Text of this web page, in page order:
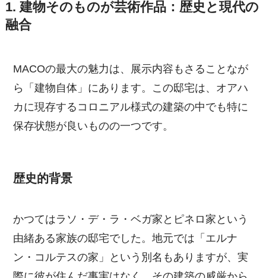
1. 建物そのものが芸術作品：歴史と現代の
融合
MACOの最大の魅力は、展示内容もさることなが
ら「建物自体」にあります。この邸宅は、オアハ
カに現存するコロニアル様式の建築の中でも特に
保存状態が良いものの一つです。
歴史的背景
かつてはラソ・デ・ラ・ベガ家とピネロ家という
由緒ある家族の邸宅でした。地元では「エルナ
ン・コルテスの家」という別名もありますが、実